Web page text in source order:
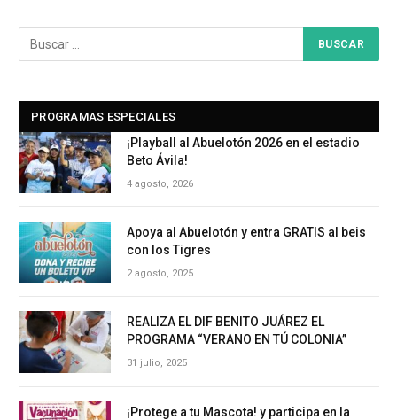
PROGRAMAS ESPECIALES
¡Playball al Abuelotón 2026 en el estadio
Beto Ávila!
4 agosto, 2026
Apoya al Abuelotón y entra GRATIS al beis
con los Tigres
2 agosto, 2025
REALIZA EL DIF BENITO JUÁREZ EL
PROGRAMA “VERANO EN TÚ COLONIA”
31 julio, 2025
¡Protege a tu Mascota! y participa en la